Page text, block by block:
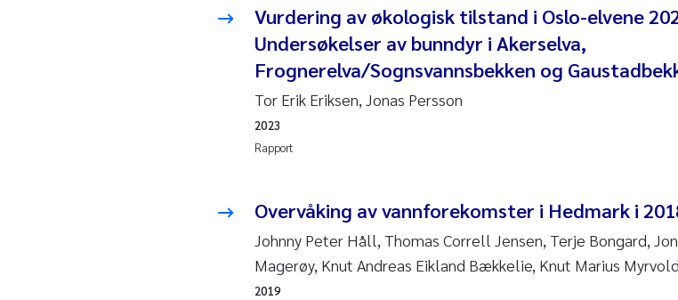
2021
2020
2019
2018
2016
2015
Nullstill
Charles Patrick Lavin
Eirin Aasland
Andy Stock
Ellen Johannesen
Nullstill
Vurdering av økologisk tilstand i Oslo-elvene
Undersøkelser av bunndyr i Akerselva,
Frognerelva/Sognsvannsbekken og
Tor Erik Eriksen, Jonas Persson
Rapport
2023
Overvåking av vannforekomster i Hedmark i
Johnny Peter Håll, Thomas Correll Jensen, Terje Bongard,
Magerøy, Knut Andreas Eikland Bækkelie, Knut Marius Myrvold
2019